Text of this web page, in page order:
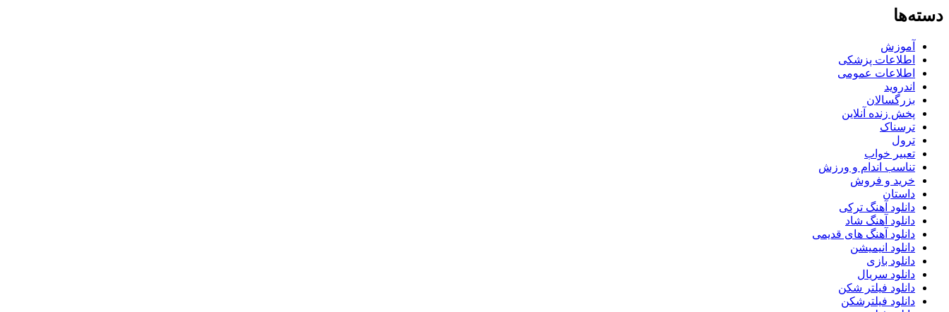
دسته‌ها
آموزش
اطلاعات پزشکی
اطلاعات عمومی
اندروید
بزرگسالان
پخش زنده آنلاین
ترسناک
ترول
تعبیر خواب
تناسب اندام و ورزش
خرید و فروش
داستان
دانلود آهنگ ترکی
دانلود آهنگ شاد
دانلود آهنگ های قدیمی
دانلود انیمیشن
دانلود بازی
دانلود سریال
دانلود فیلتر شکن
دانلود فیلترشکن